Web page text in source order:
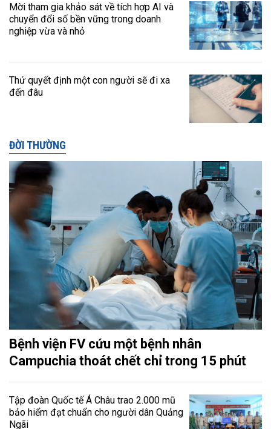
Mời tham gia khảo sát về tích hợp AI và
chuyển đổi số bền vững trong doanh
nghiệp vừa và nhỏ
Thứ quyết định một con người sẽ đi xa
đến đâu
ĐỜI THƯỜNG
Bệnh viện FV cứu một bệnh nhân
Campuchia thoát chết chỉ trong 15 phút
Tập đoàn Quốc tế Á Châu trao 2.000 mũ
bảo hiểm đạt chuẩn cho người dân Quảng
Ngãi